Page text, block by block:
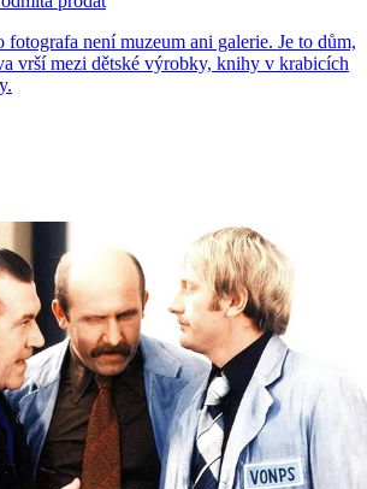
fotografa není muzeum ani galerie. Je to dům,
vrší mezi dětské výrobky, knihy v krabicích